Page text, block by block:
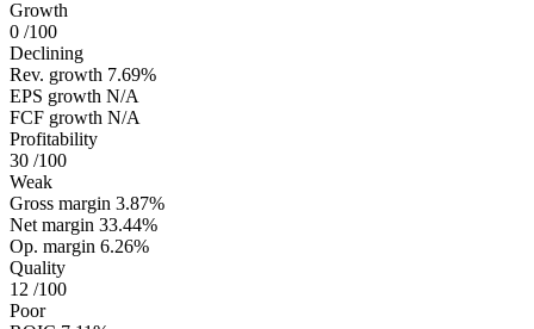
Growth
0 /100
Declining
Rev. growth 7.69%
EPS growth N/A
FCF growth N/A
Profitability
30 /100
Weak
Gross margin 3.87%
Net margin 33.44%
Op. margin 6.26%
Quality
12 /100
Poor